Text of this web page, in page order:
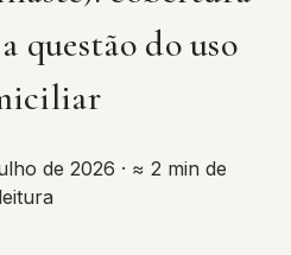
questão do uso
de 2026 · ≈ 2 min de
leitura